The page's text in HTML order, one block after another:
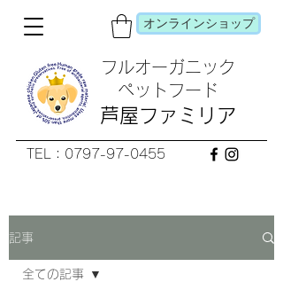
フルオーガニック
​ペットフード
芦屋ファミリア
TEL：0797-97-0455
オンラインショップ
記事
全ての記事